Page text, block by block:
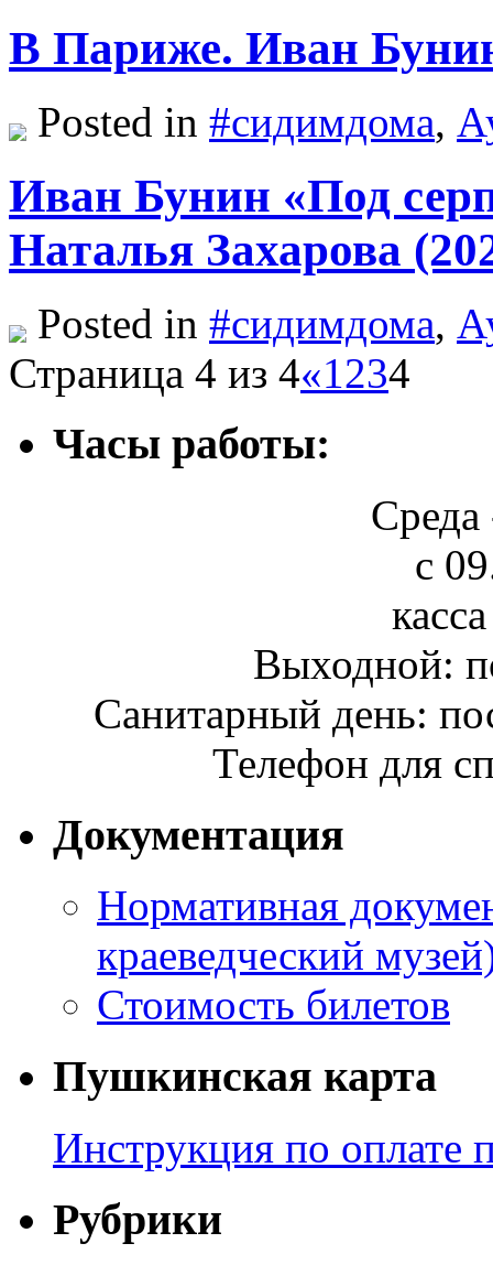
В Париже. Иван
Posted in #сидимдома,
Иван Бунин «Под
Наталья Захарова
Posted in #сидимдома,
Страница 4 из 4«1 234
Часы работы:
Среда
с
Выходной:
Санитарный день:
Телефон для
Документация
Нормативная
краеведческий
Стоимость билетов
Пушкинская карта
Инструкция по оплате
Рубрики